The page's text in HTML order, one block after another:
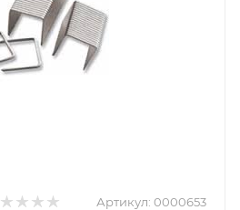
Артикул: 0000653